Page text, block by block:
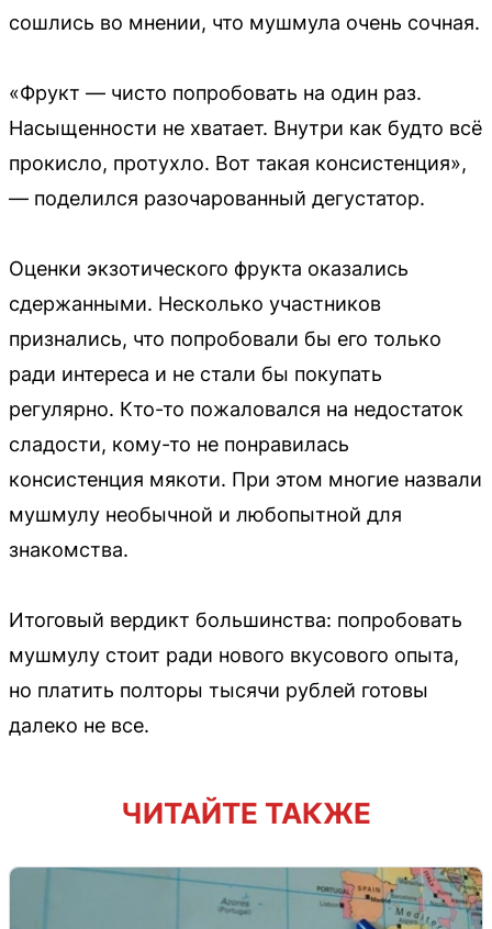
сошлись во мнении, что мушмула очень сочная.
«Фрукт — чисто попробовать на один раз.
Насыщенности не хватает. Внутри как будто всё
прокисло, протухло. Вот такая консистенция»,
— поделился разочарованный дегустатор.
Оценки экзотического фрукта оказались
сдержанными. Несколько участников
признались, что попробовали бы его только
ради интереса и не стали бы покупать
регулярно. Кто-то пожаловался на недостаток
сладости, кому-то не понравилась
консистенция мякоти. При этом многие назвали
мушмулу необычной и любопытной для
знакомства.
Итоговый вердикт большинства: попробовать
мушмулу стоит ради нового вкусового опыта,
но платить полторы тысячи рублей готовы
далеко не все.
ЧИТАЙТЕ ТАКЖЕ